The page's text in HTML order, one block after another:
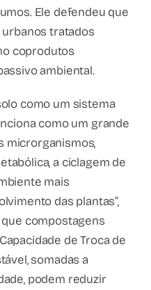
Ele defendeu que
tratados
coprodutos
ambiental.
como um sistema
como um grande
microrganismos,
a ciclagem de
mais
das plantas”,
compostagens
de Troca de
somadas a
podem reduzir